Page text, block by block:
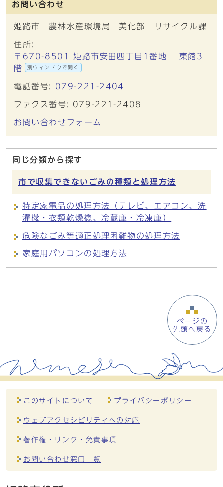
お問い合わせ
姫路市 農林水産環境局 美化部 リサイクル課
住所:
〒670-8501 姫路市安田四丁目1番地 東館3
階
別ウィンドウで開く
電話番号: 079-221-2404
ファクス番号: 079-221-2408
お問い合わせフォーム
同じ分類から探す
市で収集できないごみの種類と処理方法
特定家電品の処理方法（テレビ、エアコン、洗
濯機・衣類乾燥機、冷蔵庫・冷凍庫）
危険なごみ等適正処理困難物の処理方法
家庭用パソコンの処理方法
ページの
先頭へ戻る
このサイトについて プライバシーポリシー
ウェブアクセシビリティへの対応
著作権・リンク・免責事項
お問い合わせ窓口一覧